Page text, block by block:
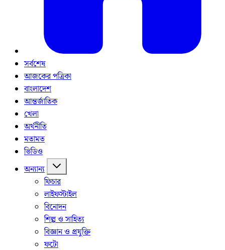
সর্বশেষ
আজকের পত্রিকা
বাংলাদেশ
আন্তর্জাতিক
খেলা
অর্থনীতি
মতামত
ভিডিও
অন্যান্য
ফিচার
লাইফস্টাইল
বিনোদন
শিল্প ও সাহিত্য
বিজ্ঞান ও প্রযুক্তি
ফটো